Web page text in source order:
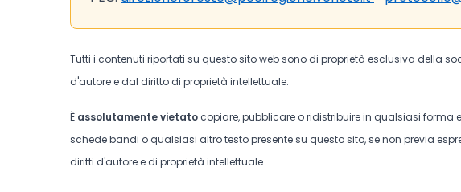
Tutti i contenuti riportati su questo sito web sono di proprietà esclusiva della
d'autore e dal diritto di proprietà intellettuale.
È assolutamente vietato copiare, pubblicare o ridistribuire in qualsiasi
schede bandi o qualsiasi altro testo presente su questo sito, se non previa
diritti d'autore e di proprietà intellettuale.